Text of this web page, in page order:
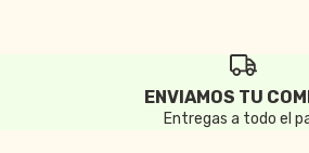
ENVIAMOS TU
Entregas a todo el